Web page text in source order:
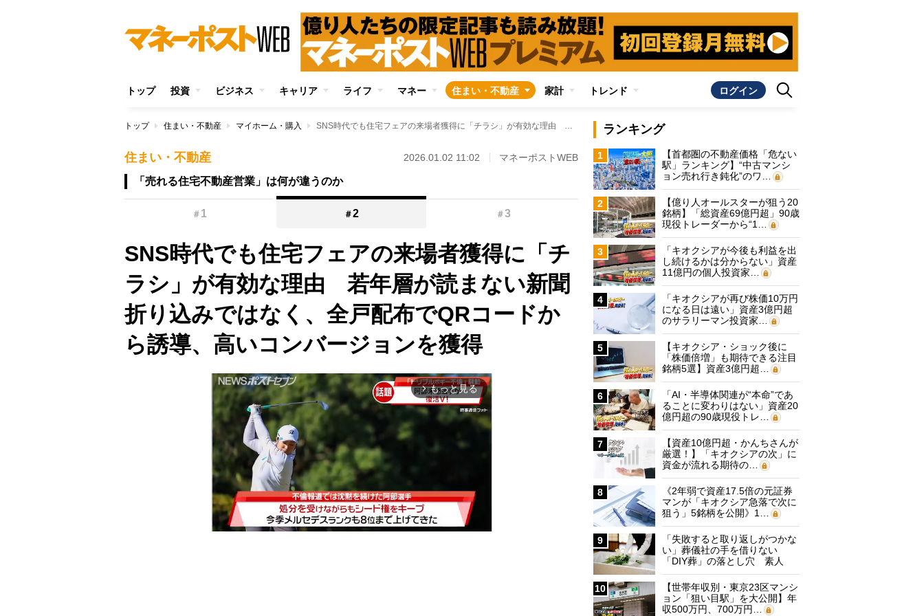
トップ 投資 ビジネス キャリア ライフ マネー 住まい・不動産 家計 トレンド ログイン
トップ 住まい・不動産 マイホーム・購入 SNS時代でも住宅フェアの来場者獲得に「チラシ」が有効な理由 若年層が読まない新聞折り込みではなく、全戸配布でQRコードから誘導、高いコンバージョンを獲得
住まい・不動産 2026.01.02 11:02 マネーポストWEB
「売れる住宅不動産営業」は何が違うのか
＃ 1 ＃2 ＃3
SNS時代でも住宅フェアの来場者獲得に「チ
ラシ」が有効な理由 若年層が読まない新聞
折り込みではなく、全戸配布でQRコードか
ら誘導、高いコンバージョンを獲得
arrow_forward_ios もっと見る
ランキング
1
【首都圏の不動産価格「危ない
駅」ランキング】“中古マンシ
ョン売れ行き鈍化”のワ…
2
【億り人オールスターが狙う20
銘柄】「総資産69億円超」90歳
現役トレーダーから“1…
3
「キオクシアが今後も利益を出
し続けるかは分からない」資産
11億円の個人投資家…
4
「キオクシアが再び株価10万円
になる日は遠い」資産3億円超
のサラリーマン投資家…
5
【キオクシア・ショック後に
「株価倍増」も期待できる注目
銘柄5選】資産3億円超…
6
「AI・半導体関連が“本命”であ
ることに変わりはない」資産20
億円超の90歳現役トレ…
7
【資産10億円超・かんちさんが
厳選！】「キオクシアの次」に
資金が流れる期待の…
8
《2年弱で資産17.5倍の元証券
マンが「キオクシア急落で次に
狙う」5銘柄を公開》1…
9
「失敗すると取り返しがつかな
い」葬儀社の手を借りない
「DIY葬」の落とし穴 素人
に…
10
【世帯年収別・東京23区マンシ
ョン「狙い目駅」を大公開】年
収500万円、700万円…